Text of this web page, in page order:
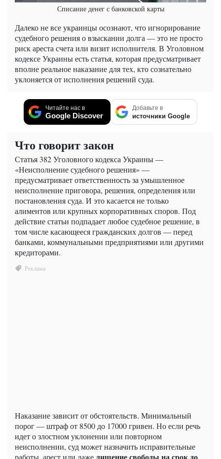
Списание денег с банковской карты
Далеко не все украинцы осознают, что игнорирование
судебного решения о взыскании долга — это не просто
риск ареста счета или визит исполнителя. В Уголовном
кодексе Украины есть статья, которая предусматривает
вполне реальное наказание для тех, кто сознательно
уклоняется от исполнения решений суда.
Читайте нас в
Google Discover
Добавьте в
источники Google
Что говорит закон
Статья 382 Уголовного кодекса Украины —
«Неисполнение судебного решения» —
предусматривает ответственность за умышленное
неисполнение приговора, решения, определения или
постановления суда. И это касается не только
алиментов или крупных корпоративных споров. Под
действие статьи подпадает любое судебное решение, в
том числе касающееся гражданских долгов — перед
банками, коммунальными предприятиями или другими
кредиторами.
Наказание зависит от обстоятельств. Минимальный
порог — штраф от 8500 до 17000 гривен. Но если речь
идет о злостном уклонении или повторном
неисполнении, суд может назначить исправительные
работы, арест или даже